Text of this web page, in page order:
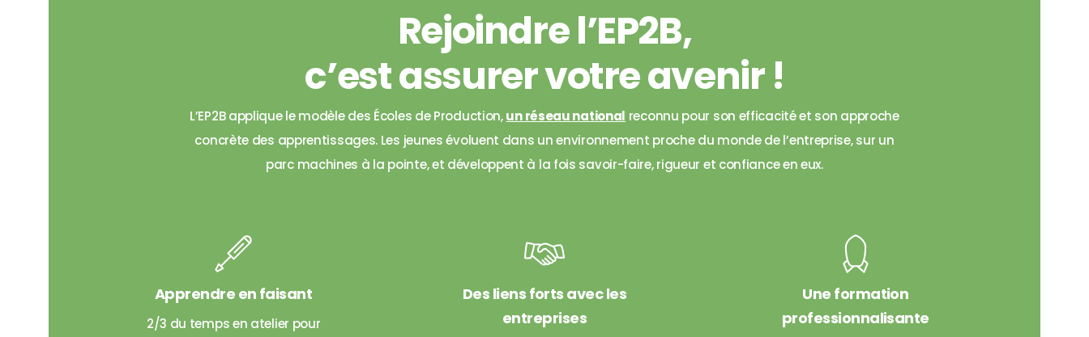
Rejoindre l’EP2B,
c’est assurer votre avenir !
L’EP2B applique le modèle des Écoles de Production,un réseau national reconnu pour son efficacité et son approche
concrète des apprentissages. Les jeunes évoluent dans un environnement proche du monde de l’entreprise, sur un
parc machines à la pointe, et développent à la fois savoir-faire, rigueur et confiance en eux.
Apprendre en faisant
2/3 du temps en atelier pour
Des liens forts avec les
entreprises
Une formation
professionnalisante